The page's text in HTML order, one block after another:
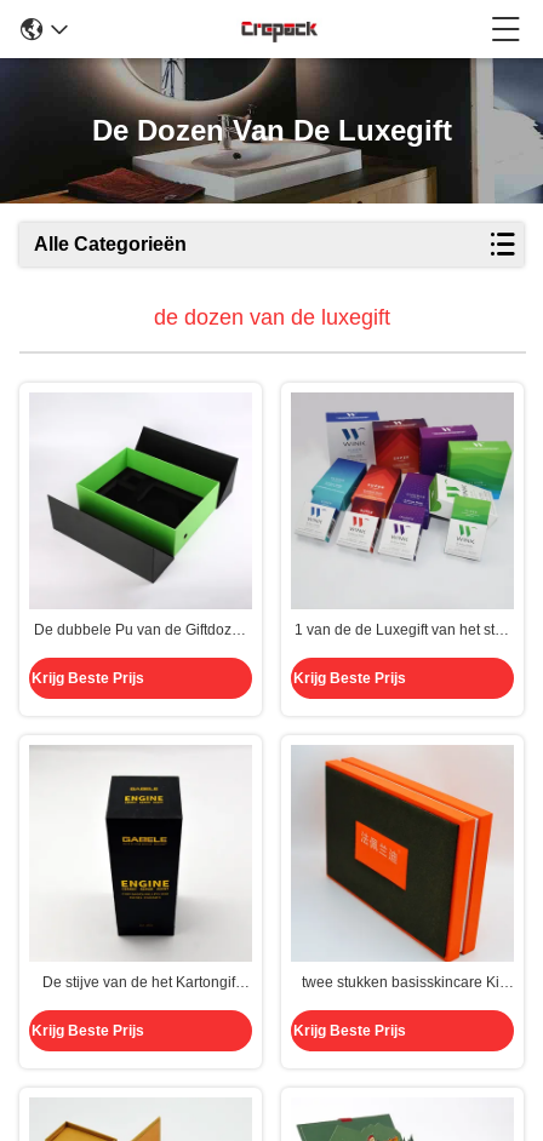
De Dozen Van De Luxegift
Alle Categorieën
de dozen van de luxegift
De dubbele Pu van de Giftdozen
Spons van het Leerkarton
Aangepaste Knipsel
Krijg Beste Prijs
1 van de de Luxegift van het stuk
van het de Dozengepaste kleur
Gedrukte Condoom de
Krijg Beste Prijs
De stijve van de het Kartongift
de Doosparfum Fles Packging
Krijg Beste Prijs
twee stukken basisskincare Kit
Krijg Beste Prijs